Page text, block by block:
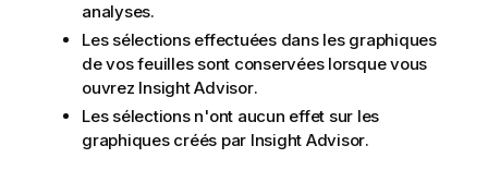
analyses.
Les sélections effectuées dans les graphiques
de vos feuilles sont conservées lorsque vous
ouvrez Insight Advisor.
Les sélections n'ont aucun effet sur les
graphiques créés par Insight Advisor.